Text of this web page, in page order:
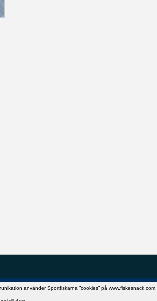
använder Sportfiskarna ”cookies” på